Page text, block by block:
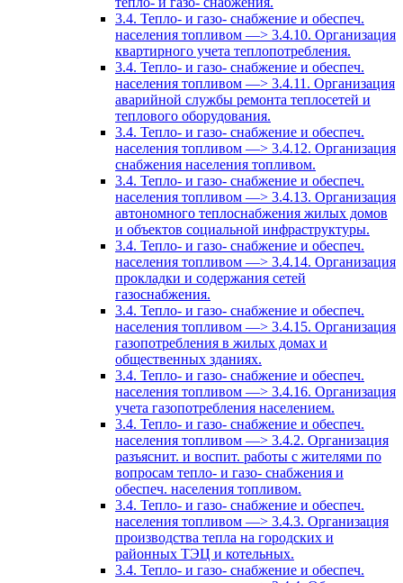
3.4. Тепло- и газо- снабжение и обеспеч.
населения топливом —> 3.4.10. Организация
квартирного учета теплопотребления.
3.4. Тепло- и газо- снабжение и обеспеч.
населения топливом —> 3.4.11. Организация
аварийной службы ремонта теплосетей и
теплового оборудования.
3.4. Тепло- и газо- снабжение и обеспеч.
населения топливом —> 3.4.12. Организация
снабжения населения топливом.
3.4. Тепло- и газо- снабжение и обеспеч.
населения топливом —> 3.4.13. Организация
автономного теплоснабжения жилых домов
и объектов социальной инфраструктуры.
3.4. Тепло- и газо- снабжение и обеспеч.
населения топливом —> 3.4.14. Организация
прокладки и содержания сетей
газоснабжения.
3.4. Тепло- и газо- снабжение и обеспеч.
населения топливом —> 3.4.15. Организация
газопотребления в жилых домах и
общественных зданиях.
3.4. Тепло- и газо- снабжение и обеспеч.
населения топливом —> 3.4.16. Организация
учета газопотребления населением.
3.4. Тепло- и газо- снабжение и обеспеч.
населения топливом —> 3.4.2. Организация
разъяснит. и воспит. работы с жителями по
вопросам тепло- и газо- снабжения и
обеспеч. населения топливом.
3.4. Тепло- и газо- снабжение и обеспеч.
населения топливом —> 3.4.3. Организация
производства тепла на городских и
районных ТЭЦ и котельных.
3.4. Тепло- и газо- снабжение и обеспеч.